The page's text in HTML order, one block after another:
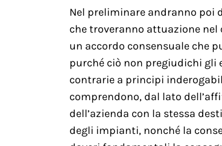
Nel preliminare andranno poi
che troveranno attuazione
un accordo consensuale che
purché ciò non pregiudichi gli
contrarie a principi
comprendono, dal lato
dell’azienda con la stessa
degli impianti, nonché la